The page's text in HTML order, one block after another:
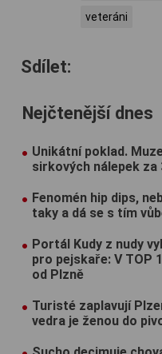
veteráni
Sdílet:
Nejčtenější dnes
Unikátní poklad.
sirkových nálepek za
Fenomén hip dips,
taky a dá se s tím
Portál Kudy z nudy
pro pejskaře: V TOP
od Plzně
Turisté zaplavují
vedra je ženou do